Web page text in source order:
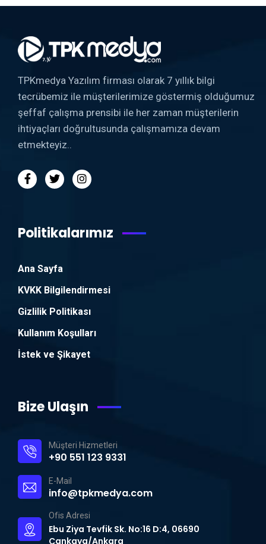
TPKmedya Yazılım firması olarak 7 yıllık bilgi
tecrübemiz ile müşterilerimize göstermiş olduğumuz
şeffaf çalışma prensibi ile her zaman müşterilerin
ihtiyaçları doğrultusunda çalışmamıza devam
etmekteyiz..
Politikalarımız
Ana Sayfa
KVKK Bilgilendirmesi
Gizlilik Politikası
Kullanım Koşulları
İstek ve Şikayet
Bize Ulaşın
Müşteri Hizmetleri
+90 551 123 9331
E-Mail
info@tpkmedya.com
Ofis Adresi
Ebu Ziya Tevfik Sk. No:16 D:4, 06690
Çankaya/Ankara